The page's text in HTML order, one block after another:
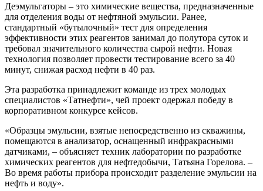
Деэмульгаторы – это химические вещества, предназначенные
для отделения воды от нефтяной эмульсии. Ранее,
стандартный «бутылочный» тест для определения
эффективности этих реагентов занимал до полутора суток и
требовал значительного количества сырой нефти. Новая
технология позволяет провести тестирование всего за 40
минут, снижая расход нефти в 40 раз.
Эта разработка принадлежит команде из трех молодых
специалистов «Татнефти», чей проект одержал победу в
корпоративном конкурсе кейсов.
«Образцы эмульсии, взятые непосредственно из скважины,
помещаются в анализатор, оснащенный инфракрасными
датчиками, – объясняет техник лаборатории по разработке
химических реагентов для нефтедобычи, Татьяна Горелова. –
Во время работы прибора происходит разделение эмульсии на
нефть и воду».